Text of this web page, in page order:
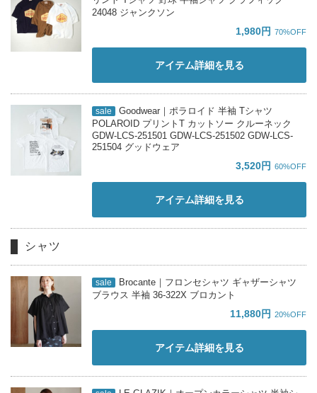
24048 ジャンクソン
1,980円 70%OFF
アイテム詳細を見る
sale
Goodwear｜ポラロイド 半袖 Tシャツ
POLAROID プリントT カットソー クルーネック
GDW-LCS-251501 GDW-LCS-251502 GDW-LCS-
251504 グッドウェア
3,520円 60%OFF
アイテム詳細を見る
シャツ
sale
Brocante｜フロンセシャツ ギャザーシャツ
ブラウス 半袖 36-322X ブロカント
11,880円 20%OFF
アイテム詳細を見る